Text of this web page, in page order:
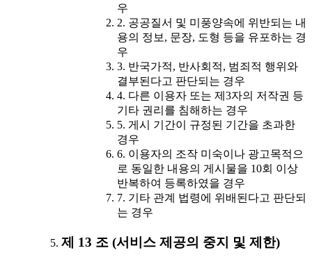
우
2. 공공질서 및 미풍양속에 위반되는 내
용의 정보, 문장, 도형 등을 유포하는 경
우
3. 반국가적, 반사회적, 범죄적 행위와
결부된다고 판단되는 경우
4. 다른 이용자 또는 제3자의 저작권 등
기타 권리를 침해하는 경우
5. 게시 기간이 규정된 기간을 초과한
경우
6. 이용자의 조작 미숙이나 광고목적으
로 동일한 내용의 게시물을 10회 이상
반복하여 등록하였을 경우
7. 기타 관계 법령에 위배된다고 판단되
는 경우
제 13 조 (서비스 제공의 중지 및 제한)